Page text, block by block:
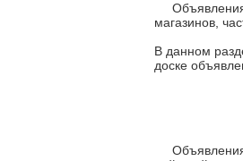
магазинов,
В данном
доске